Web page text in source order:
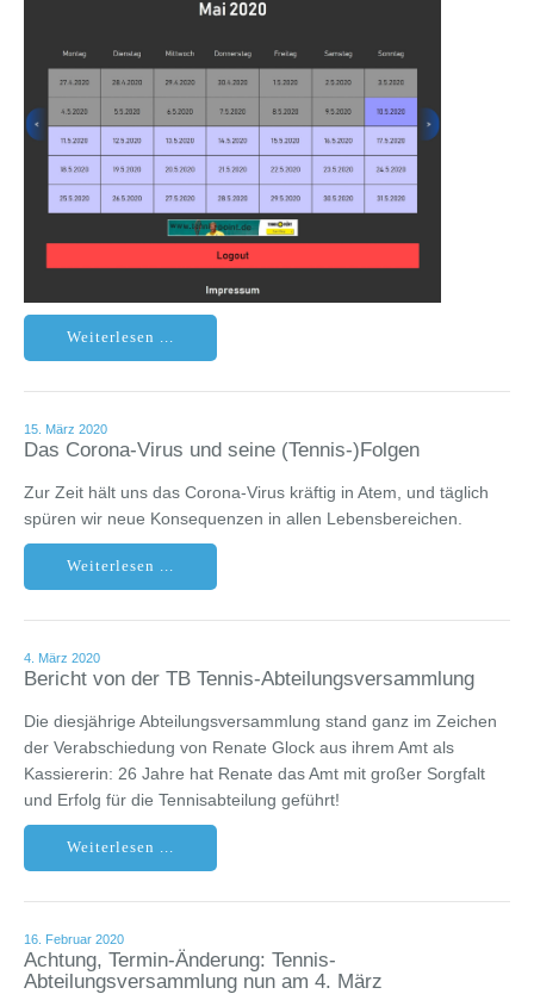
Weiterlesen ...
15. März 2020
Das Corona-Virus und seine (Tennis-)Folgen
Zur Zeit hält uns das Corona-Virus kräftig in Atem, und täglich
spüren wir neue Konsequenzen in allen Lebensbereichen.
Weiterlesen ...
4. März 2020
Bericht von der TB Tennis-Abteilungsversammlung
Die diesjährige Abteilungsversammlung stand ganz im Zeichen
der Verabschiedung von Renate Glock aus ihrem Amt als
Kassiererin: 26 Jahre hat Renate das Amt mit großer Sorgfalt
und Erfolg für die Tennisabteilung geführt!
Weiterlesen ...
16. Februar 2020
Achtung, Termin-Änderung: Tennis-
Abteilungsversammlung nun am 4. März